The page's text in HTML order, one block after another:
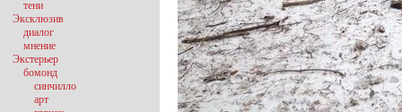
тени
Эксклюзив
диалог
мнение
Экстерьер
бомонд
синчилло
арт